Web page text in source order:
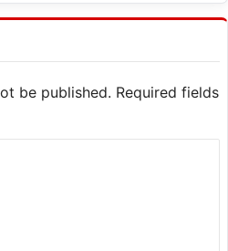
be published. Required fields